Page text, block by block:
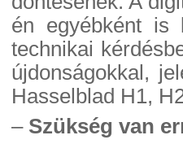
én egyébként is
technikai
újdonságokkal,
Hasselblad H1,
– Szükség van